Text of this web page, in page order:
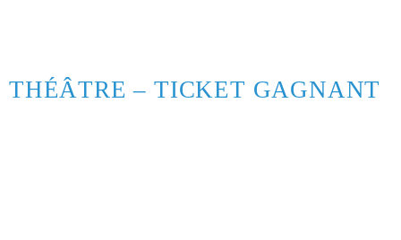
THÉÂTRE – TICKET GAGNANT